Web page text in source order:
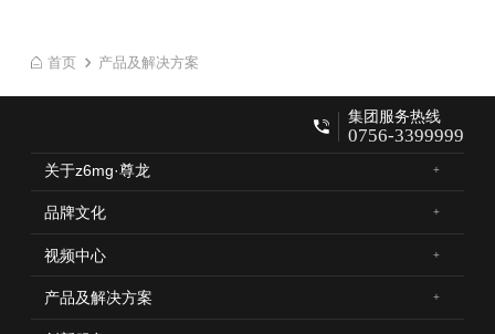
首页 产品及解决方案
集团服务热线
0756-3399999
关于z6mg·尊龙
品牌文化
视频中心
产品及解决方案